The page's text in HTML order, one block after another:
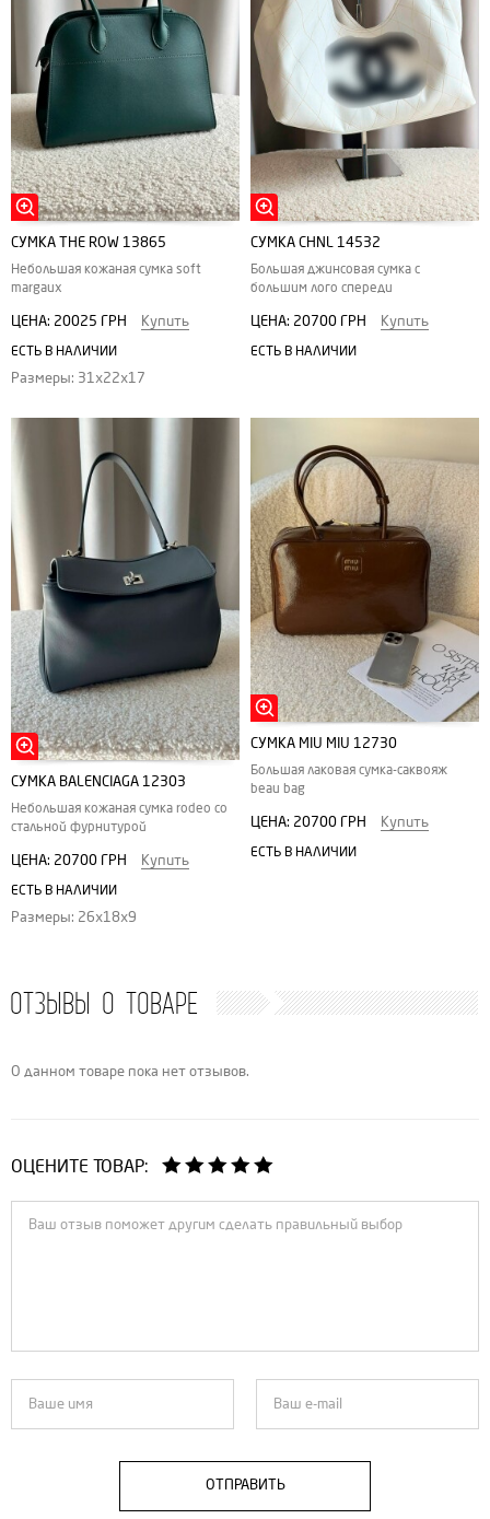
СУМКА THE ROW 13865
Небольшая кожаная сумка soft
margaux
ЦЕНА: 20025 ГРН Купить
ЕСТЬ В НАЛИЧИИ
Размеры: 31х22х17
СУМКА CHNL 14532
Большая джинсовая сумка с
большим лого спереди
ЦЕНА: 20700 ГРН Купить
ЕСТЬ В НАЛИЧИИ
СУМКА BALENCIAGA 12303
Небольшая кожаная сумка rodeo со
стальной фурнитурой
ЦЕНА: 20700 ГРН Купить
ЕСТЬ В НАЛИЧИИ
Размеры: 26х18х9
СУМКА MIU MIU 12730
Большая лаковая сумка-саквояж
beau bag
ЦЕНА: 20700 ГРН Купить
ЕСТЬ В НАЛИЧИИ
ОТЗЫВЫ О ТОВАРЕ
О данном товаре пока нет отзывов.
ОЦЕНИТЕ ТОВАР:
ОТПРАВИТЬ